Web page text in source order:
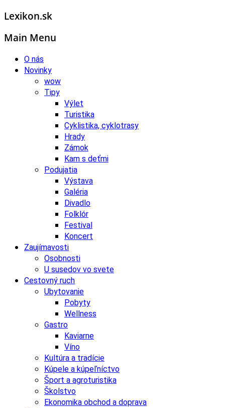
Lexikon.sk
Main Menu
O nás
Novinky
wow
Tipy
Výlet
Turistika
Cyklistika, cyklotrasy
Hrady
Zámok
Kam s deťmi
Podujatia
Výstava
Galéria
Divadlo
Folklór
Festival
Koncert
Zaujímavosti
Osobnosti
U susedov vo svete
Cestovný ruch
Ubytovanie
Pobyty
Wellness
Gastro
Kaviarne
Víno
Kultúra a tradície
Kúpele a kúpeľníctvo
Šport a agroturistika
Školstvo
Ekonomika obchod a doprava